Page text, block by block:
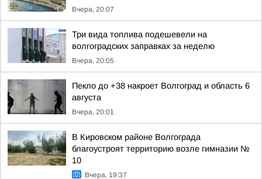
Вчера, 20:07
Три вида топлива подешевели на
волгоградских заправках за неделю
Вчера, 20:05
Пекло до +38 накроет Волгоград и область 6
августа
Вчера, 20:01
В Кировском районе Волгограда
благоустроят территорию возле гимназии №
10
Вчера, 19:37